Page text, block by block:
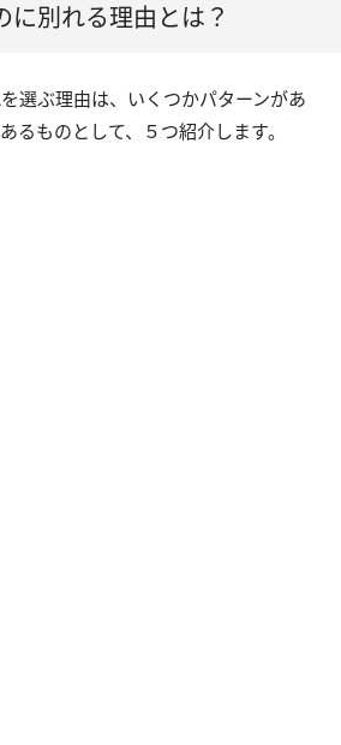
に別れる理由とは？
選ぶ理由は、いくつかパターンがあ
るものとして、５つ紹介します。